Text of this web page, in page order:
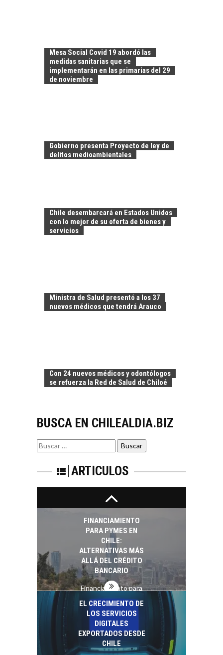
Mesa Social Covid 19 abordó las
medidas sanitarias que se
implementarán en las primarias del 29
de noviembre
Gobierno presenta Proyecto de ley de
delitos medioambientales
Chile desembarcará en Estados Unidos
con lo mejor de su oferta de bienes y
servicios
Ministra de Salud presentó a los 37
nuevos médicos que tendrá Arauco
Con 24 nuevos médicos y odontólogos
se refuerza la Red de Salud de Chiloé
BUSCA EN CHILEALDIA.BIZ
Buscar
por:
ARTÍCULOS
ATACAMA:
OPORTUNIDADES
FRENTE AL DESAFÍO
DE LA
SOSTENIBILIDAD
OPORTUNIDADES
PARA STARTUPS Y
Chile: motor de
startups…
EL IMPACTO DEL
TIPO DE CAMBIO EN
CHILENAS
El tipo de cambio
como factor
FINANCIAMIENTO
PARA PYMES EN
CHILE:
ALTERNATIVAS MÁS
ALLÁ DEL CRÉDITO
BANCARIO
Financiamiento para
pymes en Chile:
alternativas que
trascienden el
crédito…
EL CRECIMIENTO DE
LOS SERVICIOS
DIGITALES
EXPORTADOS DESDE
CHILE